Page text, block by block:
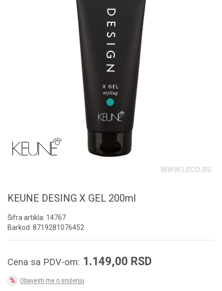
KEUNE DESING X GEL 200ml
Šifra artikla: 14767
Barkod: 8719281076452
Cena sa PDV-om: 1.149,00 RSD
Obavesti me o sniženju